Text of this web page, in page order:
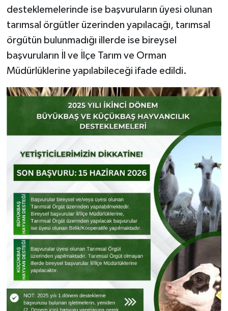
desteklemelerinde ise başvuruların üyesi olunan
tarımsal örgütler üzerinden yapılacağı, tarımsal
örgütün bulunmadığı illerde ise bireysel
başvuruların İl ve İlçe Tarım ve Orman
Müdürlüklerine yapılabileceği ifade edildi.